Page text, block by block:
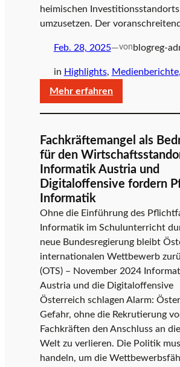
heimischen Investitionsstandorts
umzusetzen. Der
Feb. 28, 2025—von blogreg-
in Highlights, Medienberichte,
Mehr erfahren:
Die
Digitaloffensive
Fachkräftemangel als
für den
Informatik Austria und
Digitaloffensive fordern
Informatik
Ohne die Einführung des
Informatik im Schulunterricht
neue Bundesregierung bleibt
internationalen Wettbewerb
(OTS) – November 2024
Austria und die Digitaloffensive
Österreich schlagen Alarm:
Gefahr, ohne die Rekrutierung
Fachkräften den Anschluss an
Welt zu verlieren. Die Politik
handeln, um die